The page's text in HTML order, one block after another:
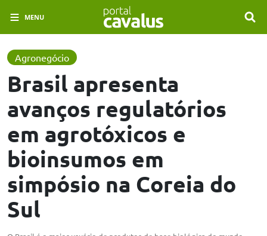
MENU
Agronegócio
Brasil apresenta
avanços regulatórios
em agrotóxicos e
bioinsumos em
simpósio na Coreia do
Sul